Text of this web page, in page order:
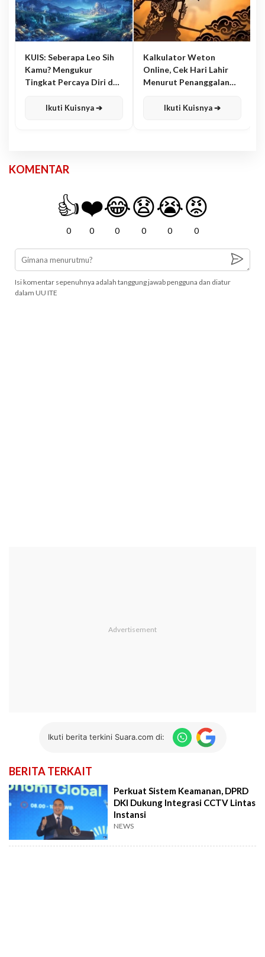
KUIS: Seberapa Leo Sih
Kamu? Mengukur
Tingkat Percaya Diri dan
Ikuti Kuisnya ➔
Kalkulator Weton
Online, Cek Hari Lahir
Menurut Penanggalan
Ikuti Kuisnya ➔
KOMENTAR
👍
0
❤️
0
😂
0
😧
0
😭
0
😡
0
Isi komentar sepenuhnya adalah tanggung jawab pengguna dan diatur
dalam UU ITE
Ikuti berita terkini Suara.com di:
BERITA TERKAIT
Perkuat Sistem Keamanan, DPRD
DKI Dukung Integrasi CCTV Lintas
Instansi
NEWS